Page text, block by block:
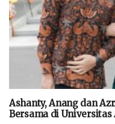
Ashanty, Anang dan
Bersama di